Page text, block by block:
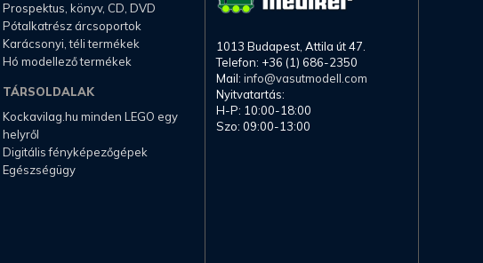
Prospektus, könyv, CD, DVD
Pótalkatrész árcsoportok
Karácsonyi, téli termékek
Hó modellező termékek
TÁRSOLDALAK
Kockavilag.hu minden LEGO egy
helyről
Digitális fényképezőgépek
Egészségügy
1013 Budapest, Attila út 47.
Telefon: +36 (1) 686-2350
Mail: info@vasutmodell.com
Nyitvatartás:
H-P: 10:00-18:00
Szo: 09:00-13:00